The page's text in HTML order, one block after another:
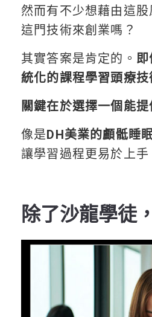
然而有不少想藉由這
這門技術來創業嗎？
其實答案是肯定的。
統化的課程學習頭療
關鍵在於選擇一個能
像是DH美業的顱骶睡
讓學習過程更易於上
除了沙龍學徒